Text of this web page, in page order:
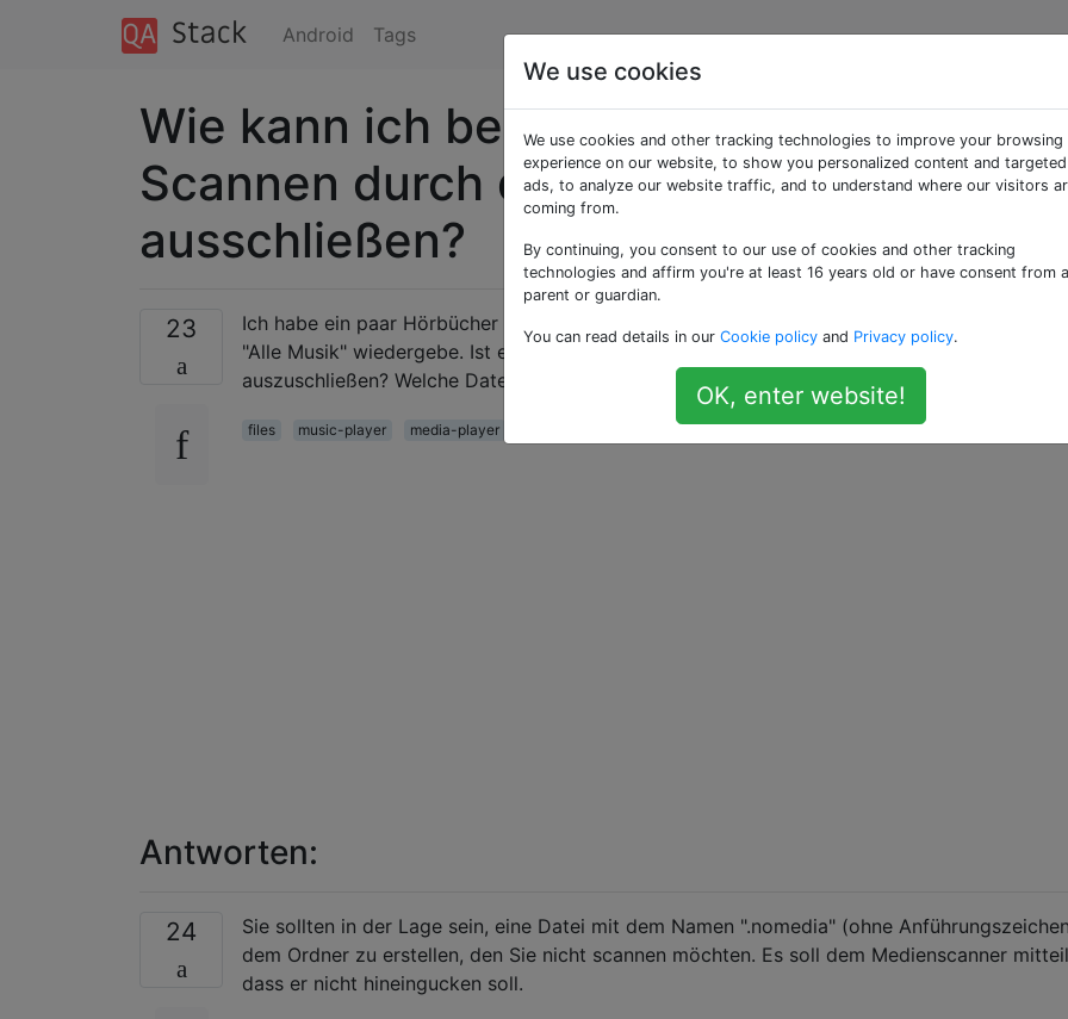
Android Tags
Wie kann ich bestimmte Ordner vom
Scannen durch den Music Player
ausschließen?
23
Ich habe ein paar Hörbücher auf meinem Handy, aber ich möchte diese nicht hören, wenn ich
"Alle Musik" wiedergebe. Ist es möglich, einige Ordner vom Hinzufügen zur Bibliothek
auszuschließen? Welche Dateitypen werden automatisch hinzugefügt?
files music-player media-player
Antworten:
24
Sie sollten in der Lage sein, eine Datei mit dem Namen ".nomedia" (ohne
dem Ordner zu erstellen, den Sie nicht scannen möchten. Es soll dem Medienscanner
dass er nicht hineingucken soll.
We use cookies
We use cookies and other tracking technologies to improve your browsing
experience on our website, to show you personalized content and targeted
ads, to analyze our website traffic, and to understand where our visitors
coming from.
By continuing, you consent to our use of cookies and other tracking
technologies and affirm you're at least 16 years old or have consent from a
parent or guardian.
You can read details in our Cookie policy and Privacy policy.
OK, enter website!